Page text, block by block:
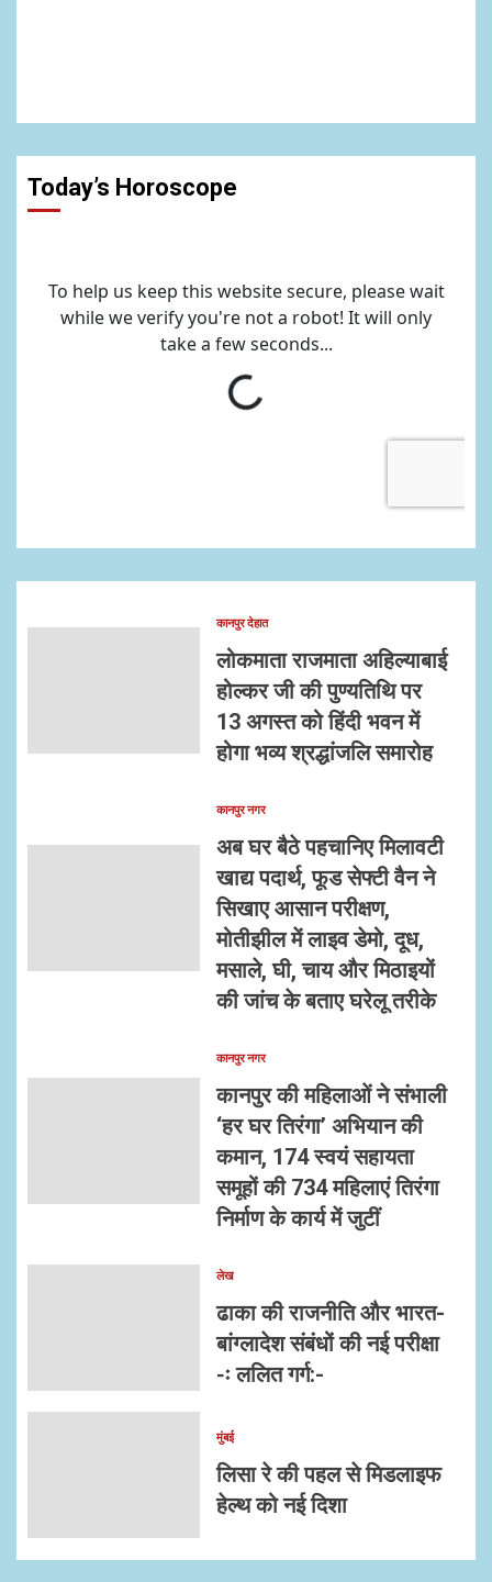
Today’s Horoscope
कानपुर देहात
लोकमाता राजमाता अहिल्याबाई
होल्कर जी की पुण्यतिथि पर
13 अगस्त को हिंदी भवन में
होगा भव्य श्रद्धांजलि समारोह
कानपुर नगर
अब घर बैठे पहचानिए मिलावटी
खाद्य पदार्थ, फूड सेफ्टी वैन ने
सिखाए आसान परीक्षण,
मोतीझील में लाइव डेमो, दूध,
मसाले, घी, चाय और मिठाइयों
की जांच के बताए घरेलू तरीके
कानपुर नगर
कानपुर की महिलाओं ने संभाली
‘हर घर तिरंगा’ अभियान की
कमान, 174 स्वयं सहायता
समूहों की 734 महिलाएं तिरंगा
निर्माण के कार्य में जुटीं
लेख
ढाका की राजनीति और भारत-
बांग्लादेश संबंधों की नई परीक्षा
-ः ललित गर्ग:-
मुंबई
लिसा रे की पहल से मिडलाइफ
हेल्थ को नई दिशा